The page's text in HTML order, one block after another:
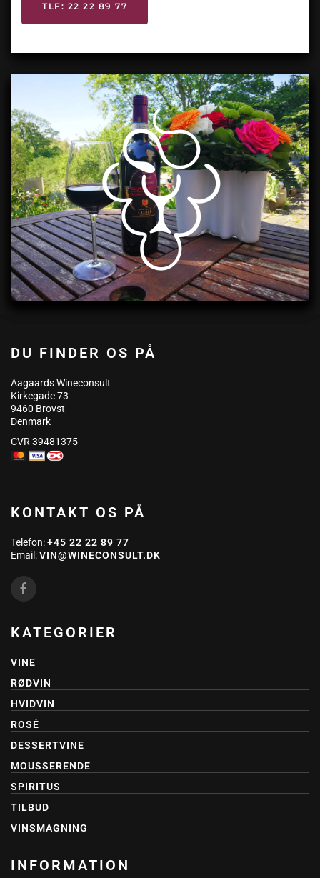
TLF: 22 22 89 77
DU FINDER OS PÅ
Aagaards Wineconsult
Kirkegade 73
9460 Brovst
Denmark
CVR 39481375
KONTAKT OS PÅ
Telefon:+45 22 22 89 77
Email:VIN@WINECONSULT.DK
KATEGORIER
VINE
RØDVIN
HVIDVIN
ROSÉ
DESSERTVINE
MOUSSERENDE
SPIRITUS
TILBUD
VINSMAGNING
INFORMATION